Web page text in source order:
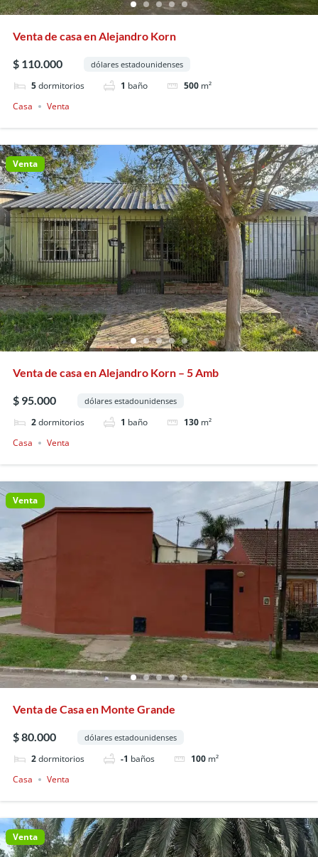
Venta de casa en Alejandro Korn
$ 110.000 dólares estadounidenses
5dormitorios 1 baño 500 m²
Casa
Venta
Venta
Venta de casa en Alejandro Korn – 5 Amb
$ 95.000 dólares estadounidenses
2dormitorios 1 baño 130 m²
Casa
Venta
Venta
Venta de Casa en Monte Grande
$ 80.000 dólares estadounidenses
2dormitorios -1 baños 100 m²
Casa
Venta
Venta